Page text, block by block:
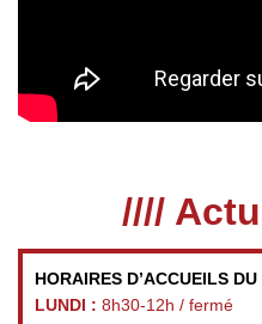
////
HORAIRES D’ACCUEILS
LUNDI : 8h30-12h / fermé